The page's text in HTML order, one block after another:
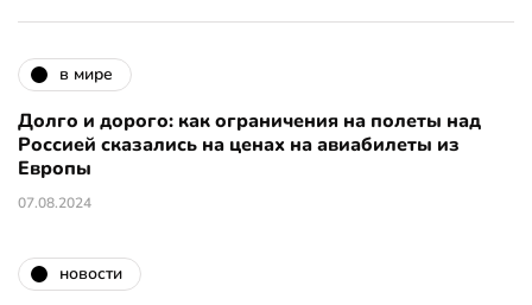
в мире
Долго и дорого: как ограничения на полеты над
Россией сказались на ценах на авиабилеты из
Европы
07.08.2024
новости